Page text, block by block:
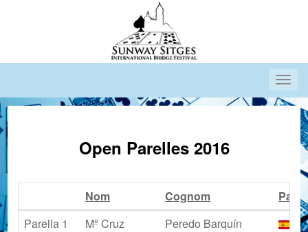
Open Parelles 2016
Nom Cognom
Pais
Parella 1
Mº Cruz Peredo Barquín